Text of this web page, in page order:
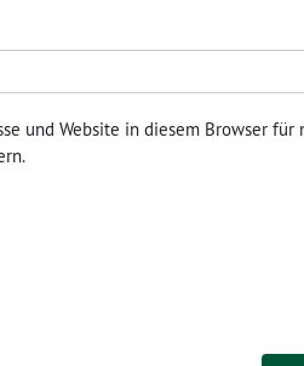
und Website in diesem Browser für